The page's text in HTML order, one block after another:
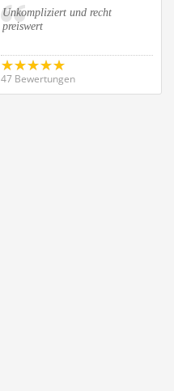
Unkompliziert und recht
preiswert
47 Bewertungen